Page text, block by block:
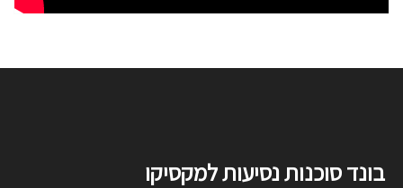
בונד סוכנות נסיעות למקסיקו